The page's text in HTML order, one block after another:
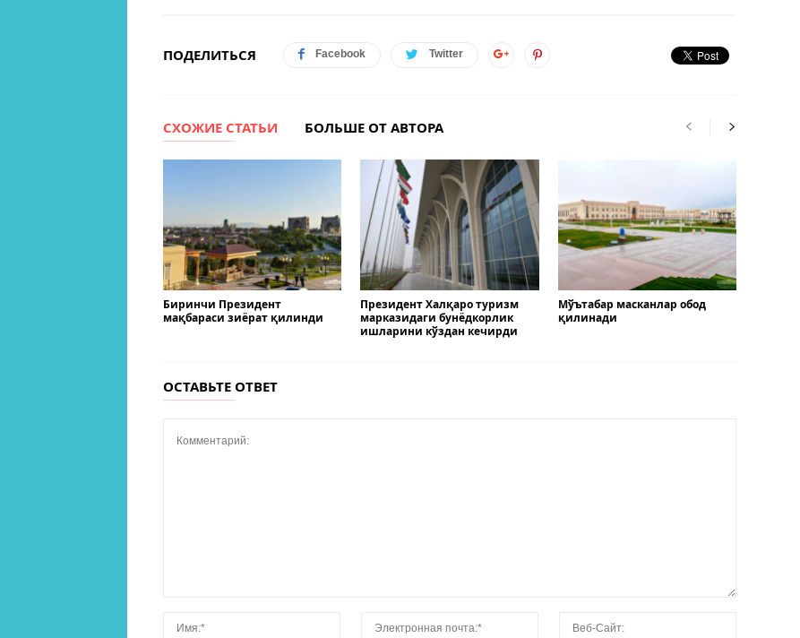
ПОДЕЛИТЬСЯ Facebook Twitter
СХОЖИЕ СТАТЬИ БОЛЬШЕ ОТ АВТОРА
Биринчи Президент
мақбараси зиёрат қилинди
Президент Халқаро туризм
марказидаги бунёдкорлик
ишларини кўздан кечирди
Мўътабар масканлар обод
қилинади
ОСТАВЬТЕ ОТВЕТ